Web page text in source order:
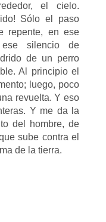
el cielo.
Sólo el paso
repente, en ese
ese silencio de
de un perro
Al principio el
luego, poco
revuelta. Y eso
Y me da la
del hombre, de
sube contra el
de la tierra.